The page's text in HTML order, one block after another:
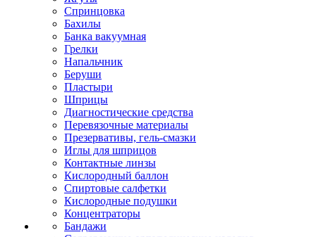
Спринцовка
Бахилы
Банка вакуумная
Грелки
Напальчник
Беруши
Пластыри
Шприцы
Диагностические средства
Перевязочные материалы
Презервативы, гель-смазки
Иглы для шприцов
Контактные линзы
Кислородный баллон
Спиртовые салфетки
Кислородные подушки
Концентраторы
Бандажи